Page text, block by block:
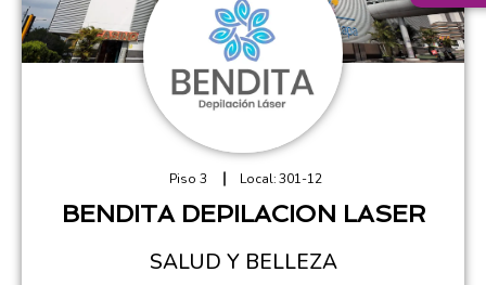
Piso 3 Local:301-12
BENDITA DEPILACION LASER
SALUD Y BELLEZA